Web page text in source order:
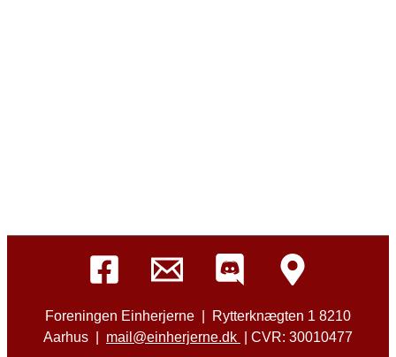
Foreningen Einherjerne | Rytterknægten 1 8210
Aarhus | mail@einherjerne.dk | CVR: 30010477